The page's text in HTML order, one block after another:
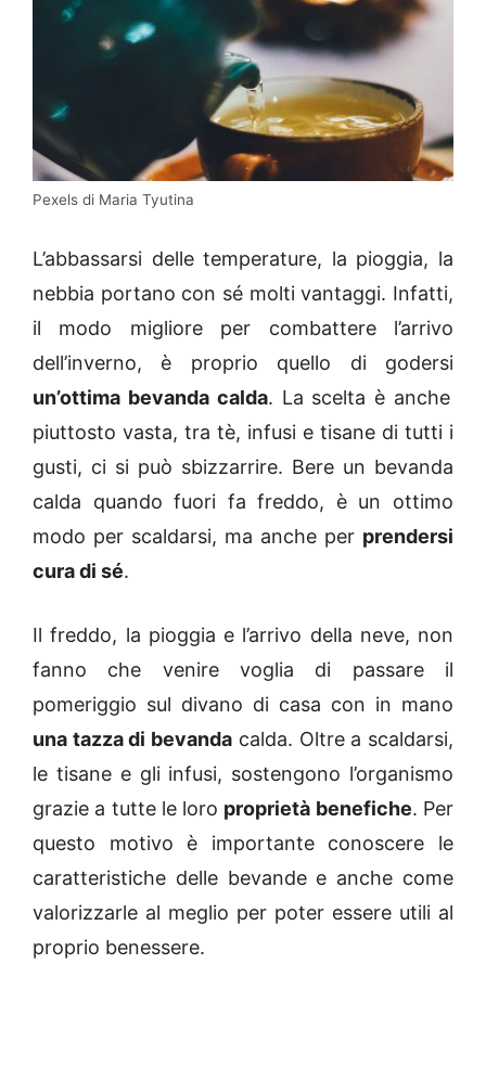
Pexels di Maria Tyutina
L’abbassarsi delle temperature, la pioggia, la
nebbia portano con sé molti vantaggi. Infatti,
il modo migliore per combattere l’arrivo
dell’inverno, è proprio quello di godersi
un’ottima bevanda calda. La scelta è anche
piuttosto vasta, tra tè, infusi e tisane di tutti i
gusti, ci si può sbizzarrire. Bere un bevanda
calda quando fuori fa freddo, è un ottimo
modo per scaldarsi, ma anche per prendersi
cura di sé.
Il freddo, la pioggia e l’arrivo della neve, non
fanno che venire voglia di passare il
pomeriggio sul divano di casa con in mano
una tazza di bevanda calda. Oltre a scaldarsi,
le tisane e gli infusi, sostengono l’organismo
grazie a tutte le loro proprietà benefiche. Per
questo motivo è importante conoscere le
caratteristiche delle bevande e anche come
valorizzarle al meglio per poter essere utili al
proprio benessere.